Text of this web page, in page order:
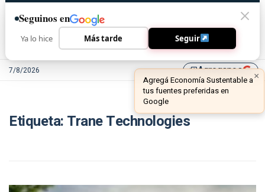
7/8/2026 library_addAgreganos ×
Agregá Economía Sustentable a
tus fuentes preferidas en
Google
Etiqueta: Trane Technologies
Seguinos en
Ya lo hice Más tarde Seguir